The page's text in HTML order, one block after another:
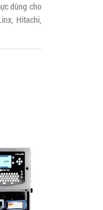
dùng cho
Hitachi,